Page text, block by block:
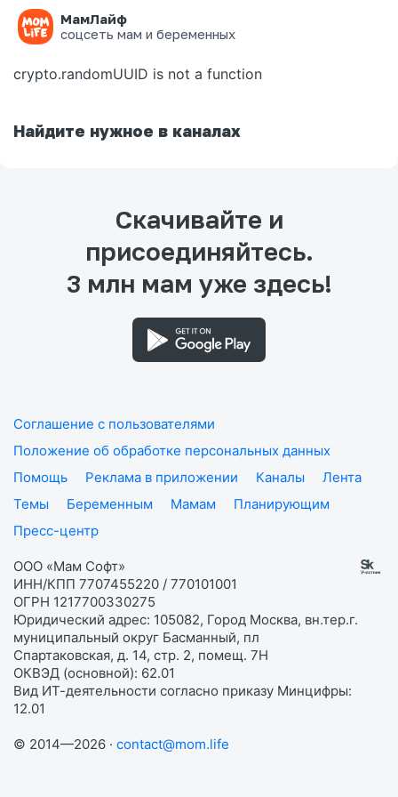
МамЛайф
соцсеть мам и беременных
Ошибка на странице
crypto.randomUUID is not a function
Найдите нужное в каналах
Скачивайте и
присоединяйтесь.
3 млн мам уже здесь!
Соглашение с пользователями
Положение об обработке персональных данных
Помощь
Реклама в приложении Каналы
Лента
Темы
Беременным Мамам
Планирующим
Пресс-центр
ООО «Мам Софт»
ИНН/КПП 7707455220 / 770101001
ОГРН 1217700330275
Юридический адрес: 105082, Город Москва, вн.тер.г.
муниципальный округ Басманный, пл
Спартаковская, д. 14, стр. 2, помещ. 7Н
ОКВЭД (основной): 62.01
Вид ИТ-деятельности согласно приказу Минцифры:
12.01
© 2014—2026 · contact@mom.life